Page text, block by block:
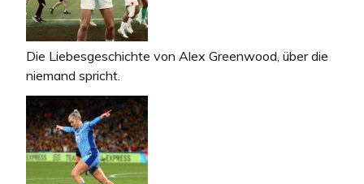
Die Liebesgeschichte von Alex Greenwood, über die
niemand spricht.